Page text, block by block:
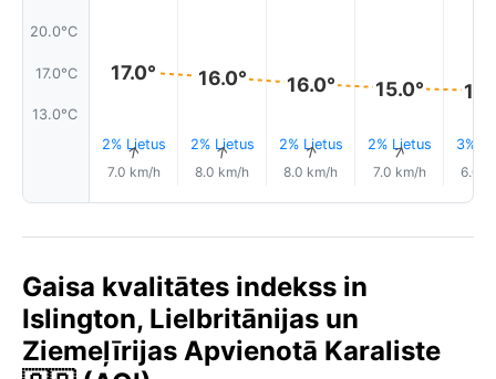
20.0°C
17.0°C
13.0°C
17.0°
2% Lietus
↑
7.0 km/h
16.0°
2% Lietus
↑
8.0 km/h
16.0°
2% Lietus
↑
8.0 km/h
15.0°
2% Lietus
↑
7.0 km/h
3%
6.0
Gaisa kvalitātes indekss in
Islington, Lielbritānijas un
Ziemeļīrijas Apvienotā Karaliste